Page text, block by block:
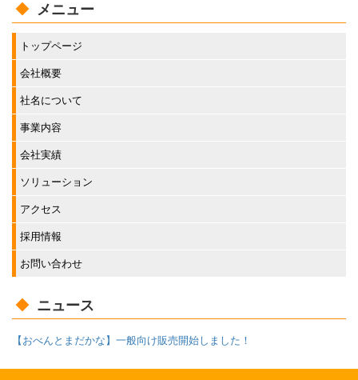
メニュー
トップページ
会社概要
社名について
事業内容
会社実績
ソリューション
アクセス
採用情報
お問い合わせ
ニュース
【おべんとまだかな】一般向け販売開始しました！